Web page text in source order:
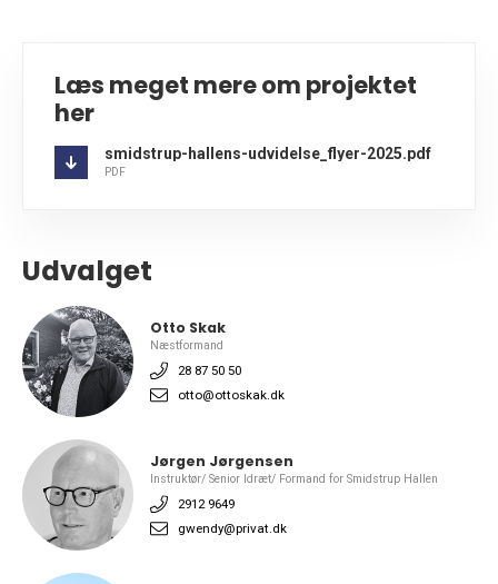
Læs meget mere om projektet
her
smidstrup-hallens-udvidelse_flyer-2025.pdf
PDF
Udvalget
Otto Skak
Næstformand
28 87 50 50
otto@ottoskak.dk
Jørgen Jørgensen
Instruktør/ Senior Idræt/ Formand for Smidstrup Hallen
2912 9649
gwendy@privat.dk